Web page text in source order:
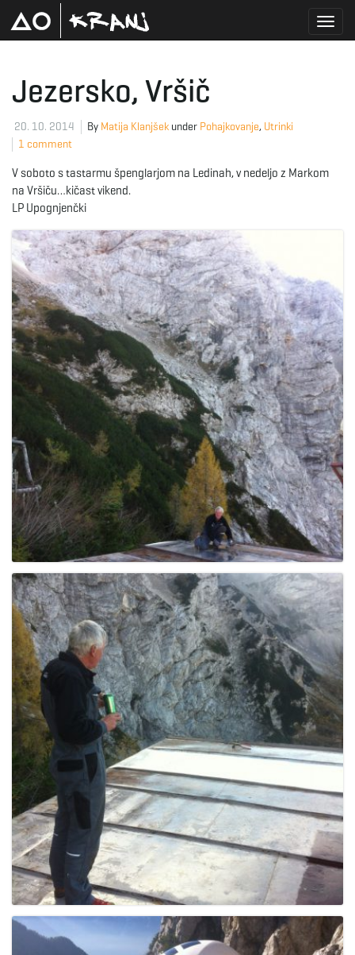
e
n
a
v
a
t
Jezersko, Vršič
20. 10. 2014 By Matija Klanjšek under Pohajkovanje, Utrinki
1 comment
V soboto s tastarmu špenglarjom na Ledinah, v nedeljo z Markom
na Vršiču…kičast vikend.
LP Upognjenčki